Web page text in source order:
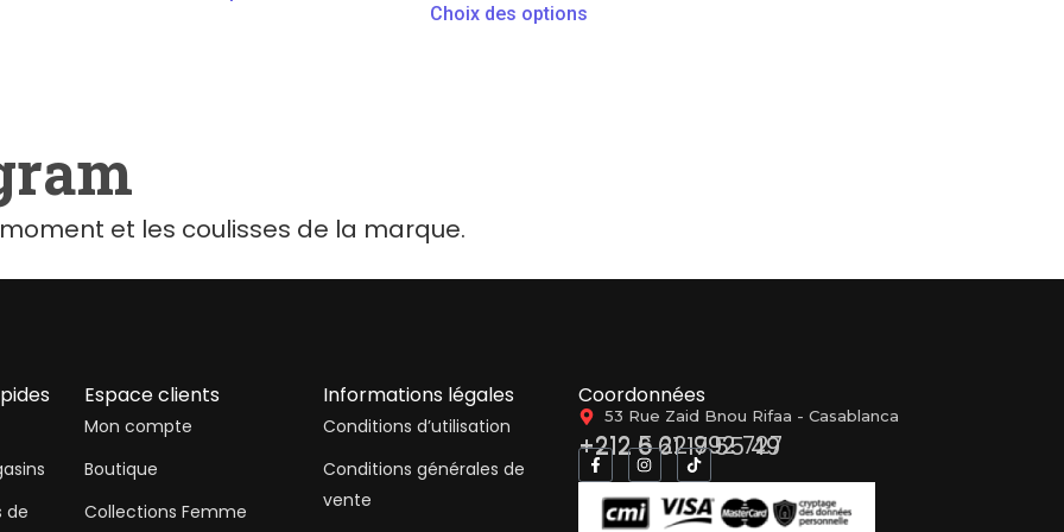
Choix des options
et les coulisses de la marque.
de
Espace clients
Mon compte
Boutique
Collections Femme
Informations légales
Conditions d’utilisation
Conditions générales de
vente
Coordonnées
53 Rue Zaid Bnou Rifaa - Casablanca
+212 5 22 992 727
+212 6 61 17 55 49